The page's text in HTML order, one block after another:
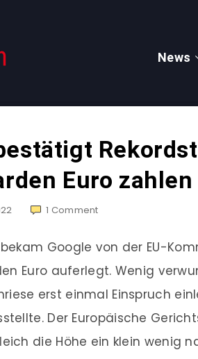
News
Euro zahlen
1 Comment
Google von der EU-
Euro auferlegt. Wenig
erst einmal Einspruch
Der Europäische
die Höhe ein klein wenig